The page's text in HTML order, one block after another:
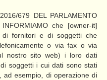
679 DEL PARLAMENTO
che [owner-it]
fornitori e di soggetti che
o via fax o via
nostro sito web) i loro dati
soggetti i cui dati sono stati
ad esempio, di operazione di